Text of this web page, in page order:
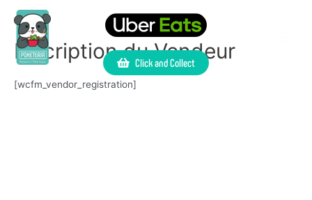
Click and Collect
Inscription du Vendeur
[wcfm_vendor_registration]